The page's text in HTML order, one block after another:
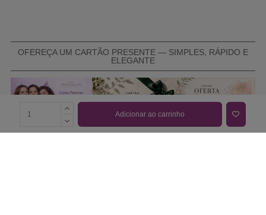
Adicionar ao carrinho
OFEREÇA UM CARTÃO PRESENTE — SIMPLES, RÁPIDO E
ELEGANTE